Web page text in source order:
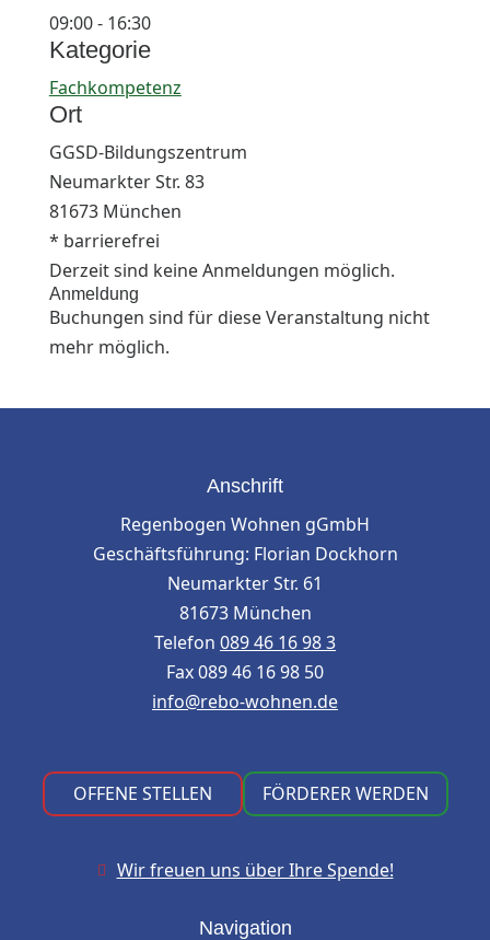
09:00 - 16:30
Kategorie
Fachkompetenz
Ort
GGSD-Bildungszentrum
Neumarkter Str. 83
81673 München
* barrierefrei
Derzeit sind keine Anmeldungen möglich.
Anmeldung
Buchungen sind für diese Veranstaltung nicht
mehr möglich.
Anschrift
Regenbogen Wohnen gGmbH
Geschäftsführung: Florian Dockhorn
Neumarkter Str. 61
81673 München
Telefon 089 46 16 98 3
Fax 089 46 16 98 50
info@rebo-wohnen.de
OFFENE STELLEN FÖRDERER WERDEN
 Wir freuen uns über Ihre Spende!
Navigation